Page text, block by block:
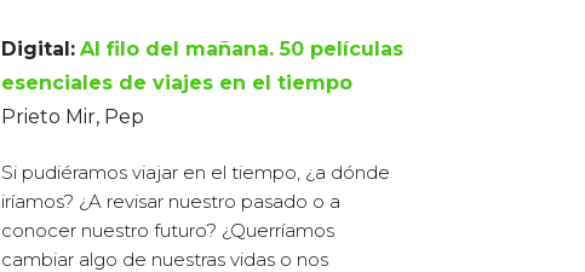
Digital: Al filo del mañana. 50 películas
esenciales de viajes en el tiempo
Prieto Mir, Pep
Si pudiéramos viajar en el tiempo, ¿a dónde
iríamos? ¿A revisar nuestro pasado o a
conocer nuestro futuro? ¿Querríamos
cambiar algo de nuestras vidas o nos